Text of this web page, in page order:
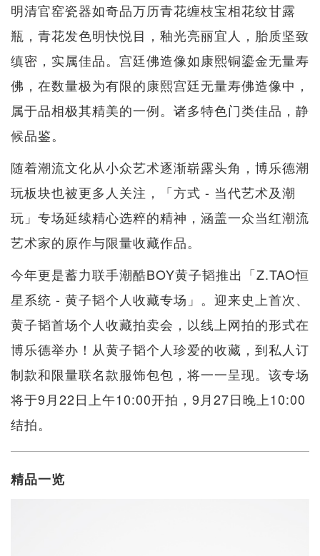
明清官窑瓷器如奇品万历青花缠枝宝相花纹甘露
瓶，青花发色明快悦目，釉光亮丽宜人，胎质坚致
缜密，实属佳品。宫廷佛造像如康熙铜鎏金无量寿
佛，在数量极为有限的康熙宫廷无量寿佛造像中，
属于品相极其精美的一例。诸多特色门类佳品，静
候品鉴。
随着潮流文化从小众艺术逐渐崭露头角，博乐德潮
玩板块也被更多人关注，「方式 - 当代艺术及潮
玩」专场延续精心选粹的精神，涵盖一众当红潮流
艺术家的原作与限量收藏作品。
今年更是蓄力联手潮酷BOY黄子韬推出「Z.TAO恒
星系统 - 黄子韬个人收藏专场」。迎来史上首次、
黄子韬首场个人收藏拍卖会，以线上网拍的形式在
博乐德举办！​从黄子韬个人珍爱的收藏，到私人订
制款和限量联名款服饰包包，将一一呈现。该专场
将于9月22日上午10:00开拍，9月27日晚上10:00
结拍。
精品一览